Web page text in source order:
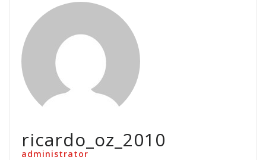
ricardo_oz_2010
administrator